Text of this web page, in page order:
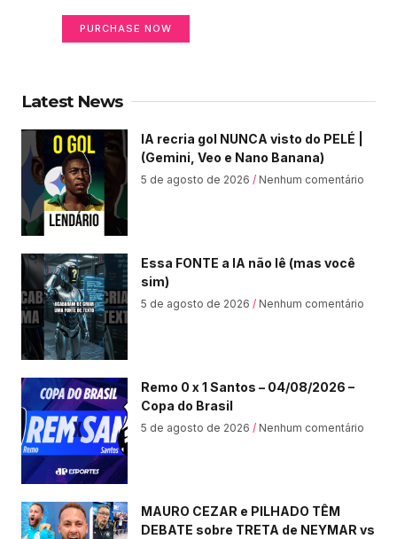
PURCHASE NOW
Latest News
IA recria gol NUNCA visto do PELÉ |
(Gemini, Veo e Nano Banana)
5 de agosto de 2026 Nenhum comentário
Essa FONTE a IA não lê (mas você
sim)
5 de agosto de 2026 Nenhum comentário
Remo 0 x 1 Santos – 04/08/2026 –
Copa do Brasil
5 de agosto de 2026 Nenhum comentário
MAURO CEZAR e PILHADO TÊM
DEBATE sobre TRETA de NEYMAR vs